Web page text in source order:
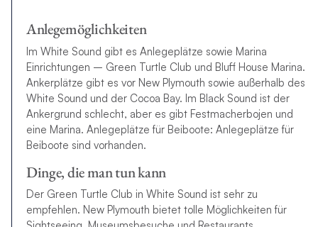
Anlegemöglichkeiten
Im White Sound gibt es Anlegeplätze sowie Marina
Einrichtungen – Green Turtle Club und Bluff House Marina.
Ankerplätze gibt es vor New Plymouth sowie außerhalb des
White Sound und der Cocoa Bay. Im Black Sound ist der
Ankergrund schlecht, aber es gibt Festmacherbojen und
eine Marina. Anlegeplätze für Beiboote: Anlegeplätze für
Beiboote sind vorhanden.
Dinge, die man tun kann
Der Green Turtle Club in White Sound ist sehr zu
empfehlen. New Plymouth bietet tolle Möglichkeiten für